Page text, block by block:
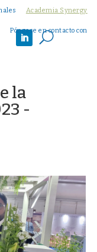
Academia Synergy
Póngase en contacto con
U
la
-